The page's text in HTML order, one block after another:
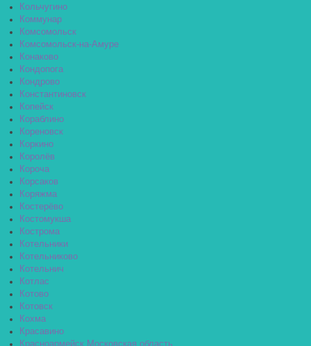
Кольчугино
Коммунар
Комсомольск
Комсомольск-на-Амуре
Конаково
Кондопога
Кондрово
Константиновск
Копейск
Кораблино
Кореновск
Коркино
Королёв
Короча
Корсаков
Коряжма
Костерёво
Костомукша
Кострома
Котельники
Котельниково
Котельнич
Котлас
Котово
Котовск
Кохма
Красавино
Красноармейск Московская область